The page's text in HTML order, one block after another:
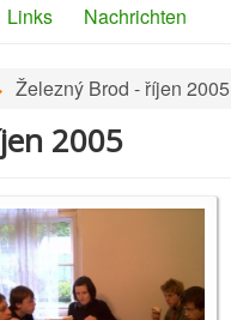
Links Nachrichten
Železný Brod - říjen 2005
2005